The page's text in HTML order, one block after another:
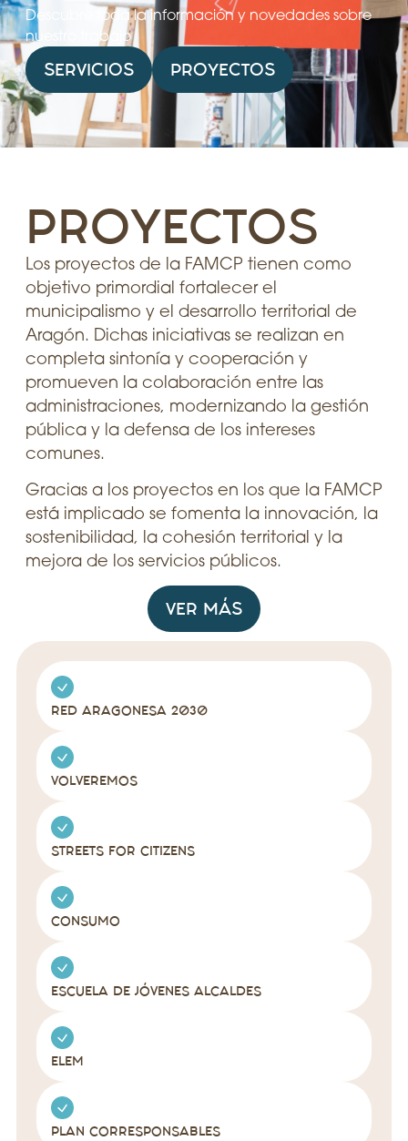
Descubre toda la información y novedades sobre
nuestro trabajo
SERVICIOS PROYECTOS
PROYECTOS
Los proyectos de la FAMCP tienen como
objetivo primordial fortalecer el
municipalismo y el desarrollo territorial de
Aragón. Dichas iniciativas se realizan en
completa sintonía y cooperación y
promueven la colaboración entre las
administraciones, modernizando la gestión
pública y la defensa de los intereses
comunes.
Gracias a los proyectos en los que la FAMCP
está implicado se fomenta la innovación, la
sostenibilidad, la cohesión territorial y la
mejora de los servicios públicos.
VER MÁS
RED ARAGONESA 2030
VOLVEREMOS
STREETS FOR CITIZENS
CONSUMO
ESCUELA DE JÓVENES ALCALDES
ELEM
PLAN CORRESPONSABLES